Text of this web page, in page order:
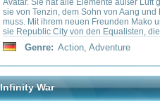
damit beschäftigt
mit denen
wird, ahnten sie
die Strippen zog.
Despot ans Licht:
alle sechs Infinity-
würden ihm
und ihre Mitstreiter
sie bislang gekämpft
der Erde hängt davon
IMDb:9.1 / 10